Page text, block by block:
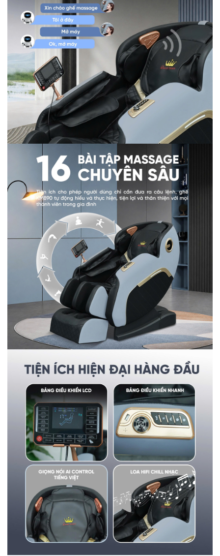
với âm nhạc trong lúc massage. Đặc biệt, tích hợp thêm
cổng sạc USB ngay tay vịn trang bị thường chỉ có ở
dòng cao cấp mang đến trải nghiệm vừa tiện nghi vừa
hiện đại.
Với loạt cải tiến vượt trội về công nghệ và chất lượng,
ghế massage Queen Crown QE98 Pro hứa hẹn mang
đến cho người dùng trải nghiệm thư giãn đẳng cấp, sử
dụng bền bỉ theo thời gian. Không chỉ vậy, QE98 Pro còn
ghi điểm nhờ mức giá ưu đãi cực kỳ hấp dẫn, khó có thể
tìm thấy ở bất kỳ dòng ghế cùng phân khúc nào trên thị
trường hiện nay. Hãy liên hệ ngay qua hotline Queen
Crown:0833 305 555để được tư vấn và sở hữu ngay
chiếc ghế massage siêu phẩm này!